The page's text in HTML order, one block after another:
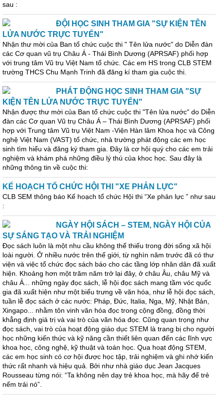
sau :
ĐỘI HỌC SINH THAM GIA "SỰ KIỆN TÊN
LỬA NƯỚC TRỰC TUYẾN"
Nhận thư mời của Ban tổ chức cuộc thi " Tên lửa nước" do Diễn đàn
các Cơ quan vũ trụ Châu Á - Thái Bình Dương (APRSAF) phối hợp
với trung tâm Vũ trụ Việt Nam tổ chức. Các em HS trong CLB STEM
trường THCS Chu Mạnh Trinh đã đăng kí tham gia cuộc thi.
PHÁT ĐỘNG HỌC SINH THAM GIA "SỰ
KIỆN TÊN LỬA NƯỚC TRỰC TUYẾN"
Nhận được thư mời của Ban tổ chức cuộc thi "Tên lửa nước" do Diễn
đàn các Cơ quan Vũ trụ Châu Á – Thái Bình Dương (APRSAF) phối
hợp với Trung tâm Vũ trụ Việt Nam -Viện Hàn lâm Khoa học và Công
nghệ Việt Nam (VAST) tổ chức, nhà trường phát động các em học
sinh tìm hiểu và đăng ký tham gia. Đây là cơ hội quý cho các em trải
nghiệm và khám phá những điều lý thú của khoc học. Sau đây là
những thông tin về cuộc thi:
KẾ HOẠCH TỔ CHỨC HỘI THI "XE PHẢN LỰC"
CLB SEM thông báo Kế hoạch tổ chức Hội thi “Xe phản lực ” như sau
:
NGÀY HỘI SÁCH – STEM, NGÀY HỘI CỦA
SỰ SÁNG TẠO VÀ TRẢI NGHIỆM
Đọc sách luôn là một nhu cầu không thể thiếu trong đời sống xã hội
loài người. Ở nhiều nước trên thế giới, từ nghìn năm trước đã có thư
viện và việc tổ chức đọc sách báo cho các tầng lớp nhân dân đã xuất
hiện. Khoảng hơn một trăm năm trở lại đây, ở châu Âu, châu Mỹ và
châu Á... những ngày đọc sách, lễ hội đọc sách mang tầm vóc quốc
gia đã xuất hiện như một biểu trưng về văn hóa, như lễ hội đọc sách,
tuần lễ đọc sách ở các nước: Pháp, Đức, Italia, Nga, Mỹ, Nhật Bản,
Xingapo... nhằm tôn vinh văn hóa đọc trong cộng đồng, đồng thời
khẳng định giá trị và vai trò của văn hóa đọc. Cũng quan trọng như
đọc sách, vai trò của hoạt động giáo dục STEM là trang bị cho người
học những kiến thức và kỹ năng cần thiết liên quan đến các lĩnh vực
khoa học, công nghệ, kỹ thuật và toán học. Qua hoạt động STEM,
các em học sinh có cơ hội được học tập, trải nghiệm và ghi nhớ kiến
thức rất nhanh và hiệu quả. Bởi như nhà giáo dục Jean Jacques
Rousseau từng nói: “Ta không nên dạy trẻ khoa học, mà hãy để trẻ
nếm trải nó”.